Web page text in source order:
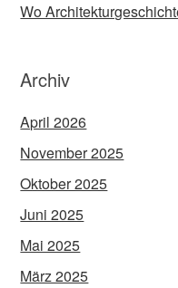
Wo
Archiv
April 2026
November 2025
Oktober 2025
Juni 2025
Mai 2025
März 2025